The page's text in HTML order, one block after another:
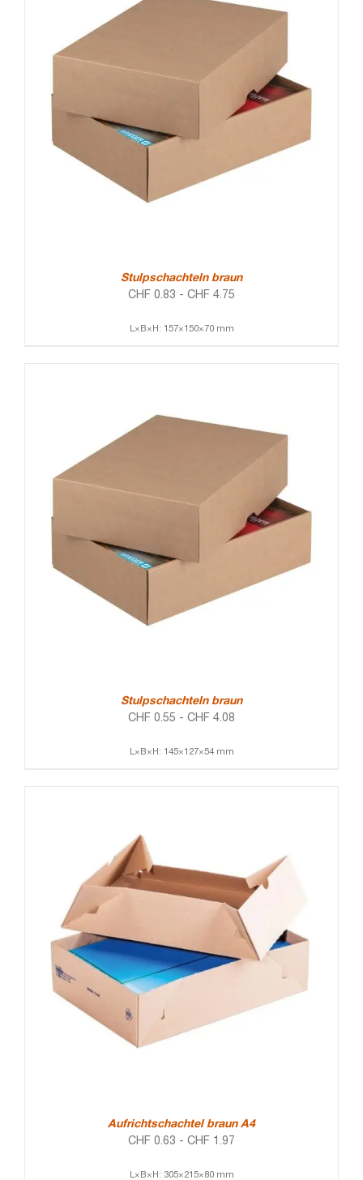
Stulpschachteln braun
CHF 0.83 - CHF 4.75
L×B×H: 157×150×70 mm
Stulpschachteln braun
CHF 0.55 - CHF 4.08
L×B×H: 145×127×54 mm
Aufrichtschachtel braun A4
CHF 0.63 - CHF 1.97
L×B×H: 305×215×80 mm